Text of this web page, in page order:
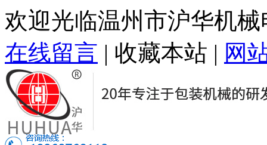
欢迎光临温州市沪华机
在线留言 | 收藏本站 | 网